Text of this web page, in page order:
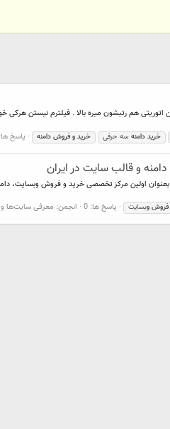
خرید دامنه سه حرفی خرید و فروش دامنه پاسخ ها: 0
و قالب سایت در ایران
اولین مرکز تخصصی خرید و فروش وبسایت،
فروش وبسایت پاسخ ها: 0 انجمن: معرفی سایت‌ها و